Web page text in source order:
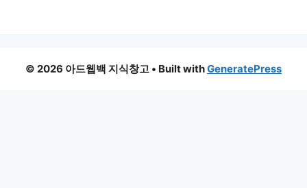
© 2026 아드웹백 지식창고 • Built withGeneratePress